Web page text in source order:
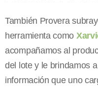
También Provera
herramienta como
acompañamos al
del lote y le brindamos
información que uno